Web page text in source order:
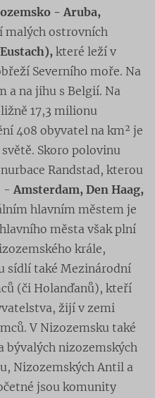
- Aruba,
malých ostrovních
které leží v
Severního moře. Na
a na jihu s Belgií. Na
17,3 milionu
408 obyvatel na km² je
Skoro polovinu
Randstad, kterou
- Amsterdam, Den Haag,
hlavním městem je
města však plní
krále,
sídlí také Mezinárodní
(či Holanďanů), kteří
žijí v zemi
V Nizozemsku také
nizozemských
Nizozemských Antil a
jsou komunity